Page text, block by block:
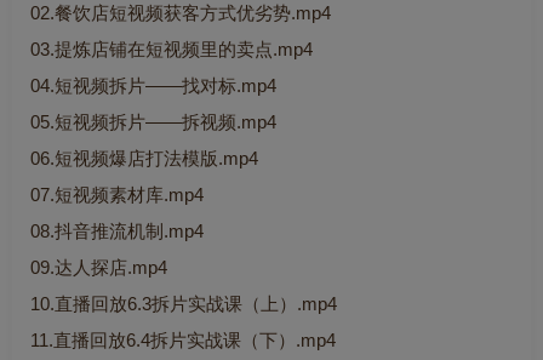
02.餐饮店短视频获客方式优劣势.mp4
03.提炼店铺在短视频里的卖点.mp4
04.短视频拆片——找对标.mp4
05.短视频拆片——拆视频.mp4
06.短视频爆店打法模版.mp4
07.短视频素材库.mp4
08.抖音推流机制.mp4
09.达人探店.mp4
10.直播回放6.3拆片实战课（上）.mp4
11.直播回放6.4拆片实战课（下）.mp4